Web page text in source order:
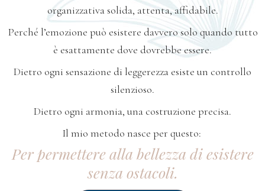
organizzativa solida, attenta, affidabile.
Perché l’emozione può esistere davvero solo quando tutto
è esattamente dove dovrebbe essere.
Dietro ogni sensazione di leggerezza esiste un controllo
silenzioso.
Dietro ogni armonia, una costruzione precisa.
Il mio metodo nasce per questo:
Per permettere alla bellezza di esistere
senza ostacoli.